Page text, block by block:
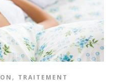
, TRAITEMENT